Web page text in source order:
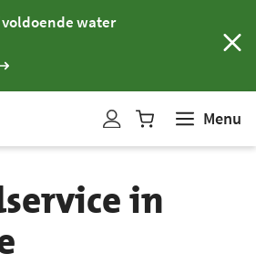
water
W
i
k
e
Menu
in